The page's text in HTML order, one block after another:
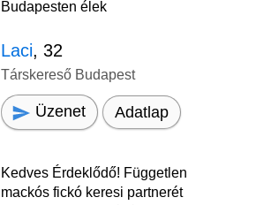
Budapesten élek
Laci, 32
Társkereső Budapest
Üzenet Adatlap
Kedves Érdeklődő! Független
mackós fickó keresi partnerét